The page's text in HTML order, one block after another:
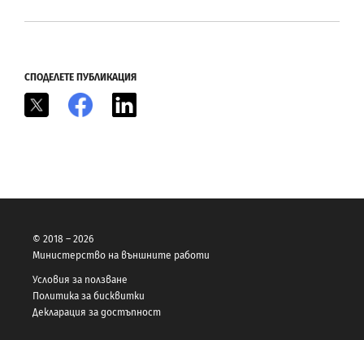
СПОДЕЛЕТЕ ПУБЛИКАЦИЯ
Facebook
© 2018 – 2026
Министерство на външните работи
Условия за ползване
Политика за бисквитки
Декларация за достъпност